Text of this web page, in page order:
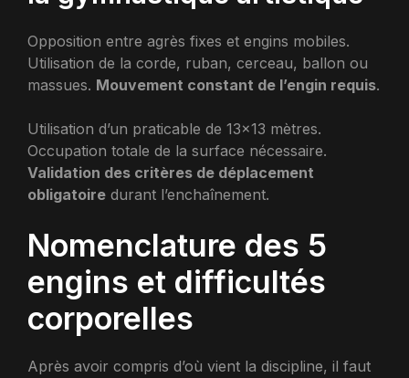
Opposition entre agrès fixes et engins mobiles.
Utilisation de la corde, ruban, cerceau, ballon ou
massues. Mouvement constant de l’engin requis.
Utilisation d’un praticable de 13×13 mètres.
Occupation totale de la surface nécessaire.
Validation des critères de déplacement
obligatoire durant l’enchaînement.
Nomenclature des 5
engins et difficultés
corporelles
Après avoir compris d’où vient la discipline, il faut